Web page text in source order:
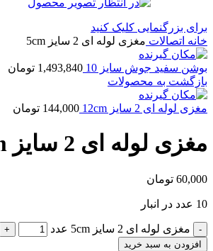
برای بزرگنمایی کلیک کنید
خانه اتصالات مغزی لوله ای 2 سایز 5cm
بوشن سفید جوش سایز 10 1,493,840 تومان
بازگشت به محصولات
مغزی لوله ای 2 سایز 12cm 144,000 تومان
مغزی لوله ای 2 سایز 5cm
60,000 تومان
10 عدد در انبار
مغزی لوله ای 2 سایز 5cm عدد
افزودن به سبد خرید